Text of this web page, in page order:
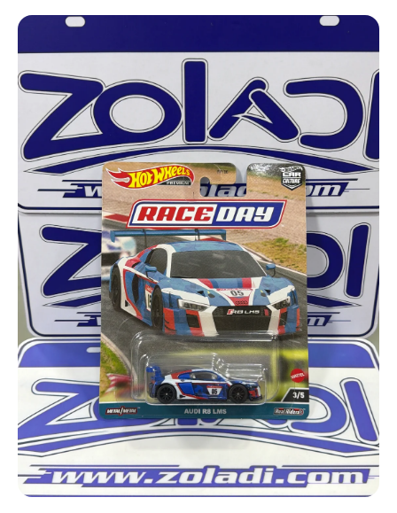
Ir directamente a la información del producto